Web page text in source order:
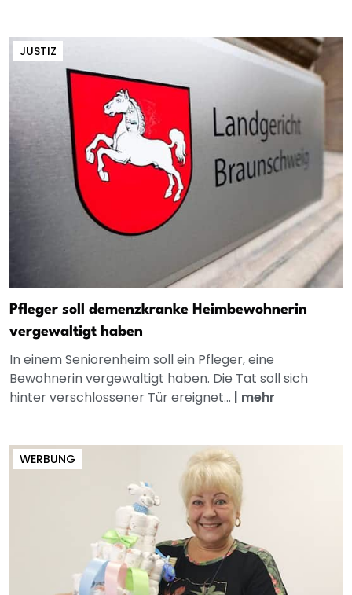
JUSTIZ
Pfleger soll demenzkranke Heimbewohnerin
vergewaltigt haben
In einem Seniorenheim soll ein Pfleger, eine
Bewohnerin vergewaltigt haben. Die Tat soll sich
hinter verschlossener Tür ereignet... | mehr
WERBUNG